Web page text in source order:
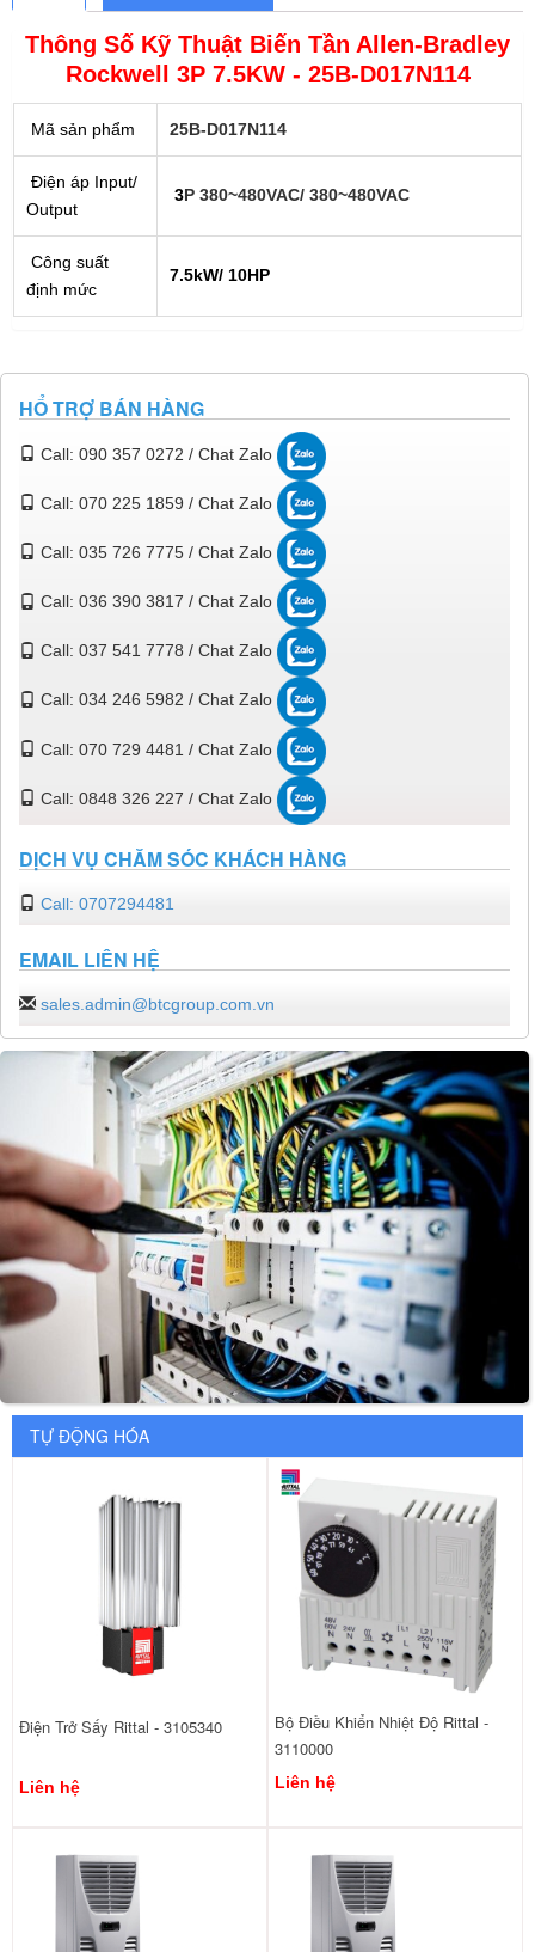
Thông Số Kỹ Thuật Biến Tần Allen-Bradley
Rockwell 3P 7.5KW - 25B-D017N114
Mã sản phẩm 25B-D017N114
Điện áp Input/
Output
3P 380~480VAC/ 380~480VAC
Công suất
định mức
7.5kW/ 10HP
HỔ TRỢ BÁN HÀNG
Call: 090 357 0272 / Chat Zalo
Call: 070 225 1859 / Chat Zalo
Call: 035 726 7775 / Chat Zalo
Call: 036 390 3817 / Chat Zalo
Call: 037 541 7778 / Chat Zalo
Call: 034 246 5982 / Chat Zalo
Call: 070 729 4481 / Chat Zalo
Call: 0848 326 227 / Chat Zalo
DỊCH VỤ CHĂM SÓC KHÁCH HÀNG
Call: 0707294481
EMAIL LIÊN HỆ
sales.admin@btcgroup.com.vn
TỰ ĐỘNG HÓA
Điện Trở Sấy Rittal - 3105340
Liên hệ
Bộ Điều Khiển Nhiệt Độ Rittal -
3110000
Liên hệ